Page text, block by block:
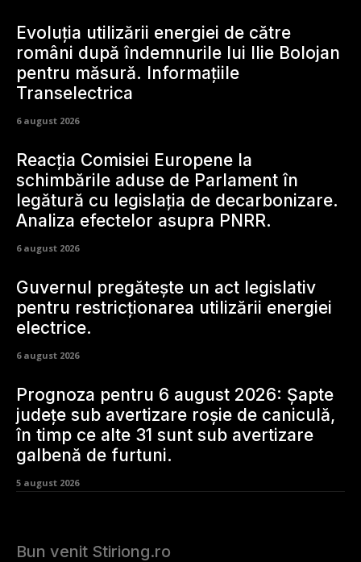
Evoluția utilizării energiei de către
români după îndemnurile lui Ilie Bolojan
pentru măsură. Informațiile
Transelectrica
6 august 2026
Reacția Comisiei Europene la
schimbările aduse de Parlament în
legătură cu legislația de decarbonizare.
Analiza efectelor asupra PNRR.
6 august 2026
Guvernul pregătește un act legislativ
pentru restricționarea utilizării energiei
electrice.
6 august 2026
Prognoza pentru 6 august 2026: Șapte
județe sub avertizare roșie de caniculă,
în timp ce alte 31 sunt sub avertizare
galbenă de furtuni.
5 august 2026
Bun venit Stiriong.ro